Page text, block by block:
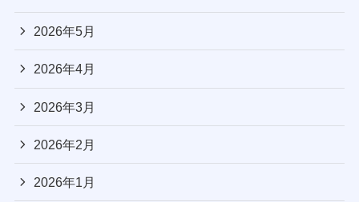
2026年5月
2026年4月
2026年3月
2026年2月
2026年1月